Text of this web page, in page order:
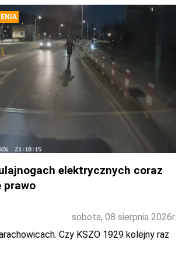
elektrycznych coraz
prawo
sobota, 08 sierpnia 2026r.
Czy KSZO 1929 kolejny raz